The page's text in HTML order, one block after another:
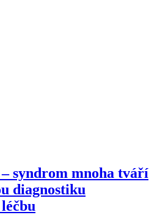
syndrom mnoha tváří
diagnostiku